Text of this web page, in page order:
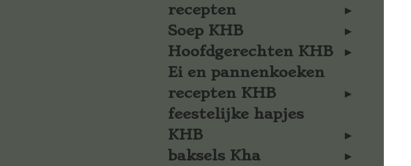
recepten
Soep KHB
Hoofdgerechten KHB
Ei en pannenkoeken
recepten KHB
feestelijke hapjes
KHB
baksels Kha